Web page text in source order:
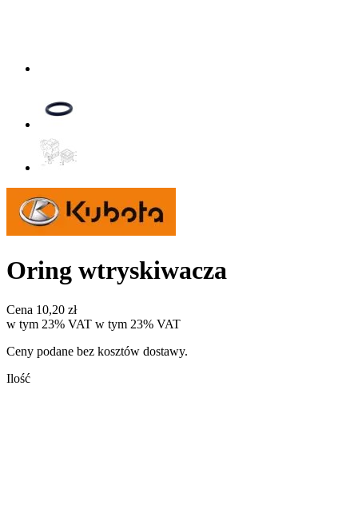
Oring wtryskiwacza
Cena 10,20 zł
w tym 23% VAT w tym 23% VAT
Ceny podane bez kosztów dostawy.
Ilość